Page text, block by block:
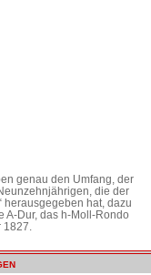
genau den Umfang, der
die der
herausgegeben hat, dazu
A-Dur, das h-Moll-Rondo